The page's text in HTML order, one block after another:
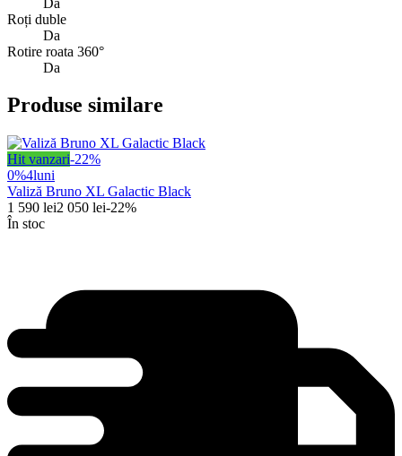
Roți duble
Da
Rotire roata 360°
Da
Produse similare
Hit vanzari-22%
0%4luni
Valiză Bruno XL Galactic Black
1 590 lei2 050 lei-22%
În stoc